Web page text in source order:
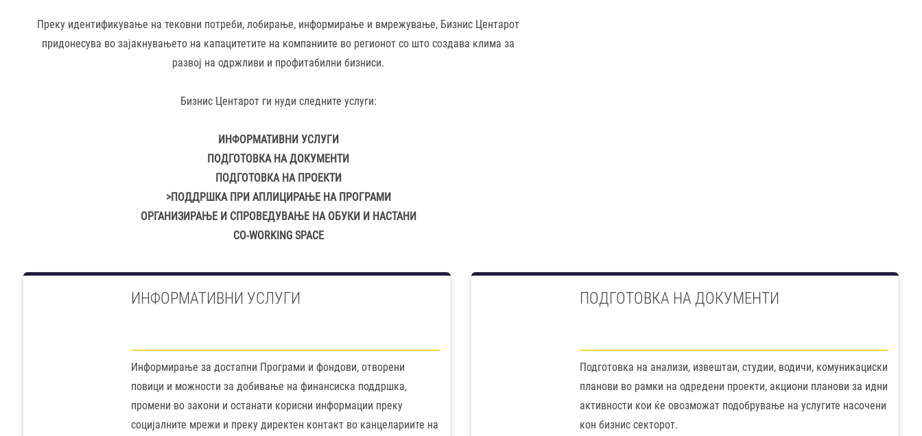
Преку идентификување на тековни потреби, лобирање, информирање и вмрежување, Бизнис Центарот
придонесува во зајакнувањето на капацитетите на компаниите во регионот со што создава клима за
развој на одржливи и профитабилни бизниси.
Бизнис Центарот ги нуди следните услуги:
ИНФОРМАТИВНИ УСЛУГИ
ПОДГОТОВКА НА ДОКУМЕНТИ
ПОДГОТОВКА НА ПРОЕКТИ
>ПОДДРШКА ПРИ АПЛИЦИРАЊЕ НА ПРОГРАМИ
ОРГАНИЗИРАЊЕ И СПРОВЕДУВАЊЕ НА ОБУКИ И НАСТАНИ
CO-WORKING SPACE
ИНФОРМАТИВНИ УСЛУГИ
Информирање за достапни Програми и фондови, отворени
повици и можности за добивање на финансиска поддршка,
промени во закони и останати корисни информации преку
социјалните мрежи и преку директен контакт во канцелариите на
ПОДГОТОВКА НА ДОКУМЕНТИ
Подготовка на анализи, извештаи, студии, водичи, комуникациски
планови во рамки на одредени проекти, акциони планови за идни
активности кои ќе овозможат подобрување на услугите насочени
кон бизнис секторот.